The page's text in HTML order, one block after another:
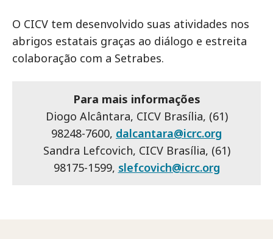
O CICV tem desenvolvido suas atividades nos
abrigos estatais graças ao diálogo e estreita
colaboração com a Setrabes.
Para mais informações
Diogo Alcântara, CICV Brasília, (61)
98248-7600, dalcantara@icrc.org
Sandra Lefcovich, CICV Brasília, (61)
98175-1599, slefcovich@icrc.org